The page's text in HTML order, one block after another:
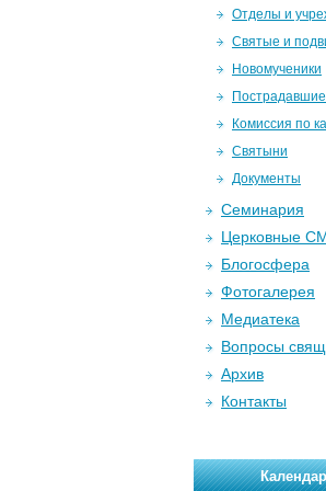
Отделы и
Святые и
Новомученики
Комиссия по
Святыни
Документы
Семинария
Церковные
Блогосфера
Фотогалерея
Медиатека
Вопросы
Архив
Контакты